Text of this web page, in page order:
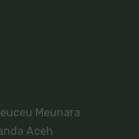
Meunara
Aceh